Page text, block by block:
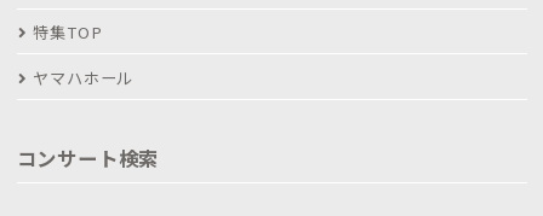
特集TOP
ヤマハホール
コンサート検索